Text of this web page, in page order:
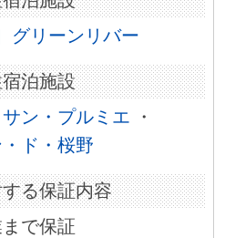
グリーンリバー
サン・プルミエ
・
・ド・桜野
で保証